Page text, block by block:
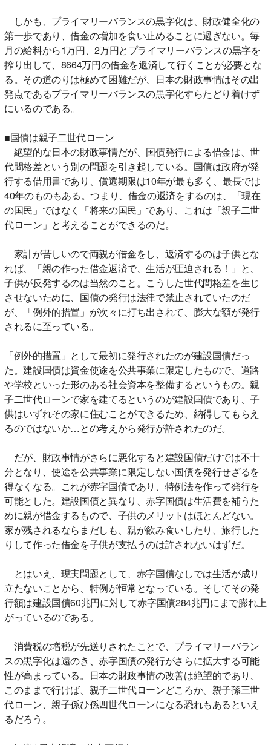
しかも、プライマリーバランスの黒字化は、財政健全化の
第一歩であり、借金の増加を食い止めることに過ぎない。毎
月の給料から1万円、2万円とプライマリーバランスの黒字を
搾り出して、8664万円の借金を返済して行くことが必要とな
る。その道のりは極めて困難だが、日本の財政事情はその出
発点であるプライマリーバランスの黒字化すらたどり着けず
にいるのである。
■国債は親子二世代ローン
絶望的な日本の財政事情だが、国債発行による借金は、世
代間格差という別の問題を引き起している。国債は政府が発
行する借用書であり、償還期限は10年が最も多く、最長では
40年のものもある。つまり、借金の返済をするのは、「現在
の国民」ではなく「将来の国民」であり、これは「親子二世
代ローン」と考えることができるのだ。
家計が苦しいので両親が借金をし、返済するのは子供とな
れば、「親の作った借金返済で、生活が圧迫される！」と、
子供が反発するのは当然のこと。こうした世代間格差を生じ
させないために、国債の発行は法律で禁止されていたのだ
が、「例外的措置」が次々に打ち出されて、膨大な額が発行
されるに至っている。
「例外的措置」として最初に発行されたのが建設国債だっ
た。建設国債は資金使途を公共事業に限定したもので、道路
や学校といった形のある社会資本を整備するというもの。親
子二世代ローンで家を建てるというのが建設国債であり、子
供はいずれその家に住むことができるため、納得してもらえ
るのではないか…との考えから発行が許されたのだ。
だが、財政事情がさらに悪化すると建設国債だけでは不十
分となり、使途を公共事業に限定しない国債を発行せざるを
得なくなる。これが赤字国債であり、特例法を作って発行を
可能とした。建設国債と異なり、赤字国債は生活費を補うた
めに親が借金するもので、子供のメリットはほとんどない。
家が残されるならまだしも、親が飲み食いしたり、旅行した
りして作った借金を子供が支払うのは許されないはずだ。
とはいえ、現実問題として、赤字国債なしでは生活が成り
立たないことから、特例が恒常となっている。そしてその発
行額は建設国債60兆円に対して赤字国債284兆円にまで膨れ上
がっているのである。
消費税の増税が先送りされたことで、プライマリーバラン
スの黒字化は遠のき、赤字国債の発行がさらに拡大する可能
性が高まっている。日本の財政事情の改善は絶望的であり、
このままで行けば、親子二世代ローンどころか、親子孫三世
代ローン、親子孫ひ孫四世代ローンになる恐れもあるといえ
るだろう。